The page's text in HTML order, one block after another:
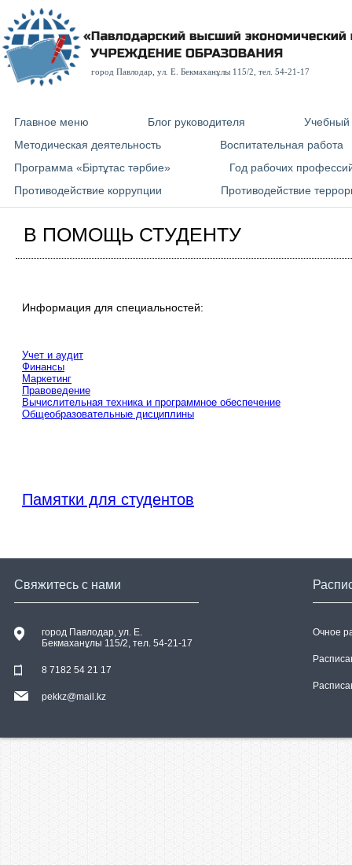
город Павлодар, ул. E. Бекмаханұлы 115/2, тел. 54-21-17
Главное меню Блог руководителя
Учебный
Методическая деятельность
Воспитательная работа
Программа «Біртұтас тәрбие»
Год рабочих
Противодействие коррупции
Противодействие
В ПОМОЩЬ СТУДЕНТУ
Информация для специальностей:
Учет и аудит
Финансы
Маркетинг
Правоведение
Вычислительная техника и программное обеспечение
Общеобразовательные дисциплины
Памятки для студентов
Свяжитесь с нами
город Павлодар, ул. E.
Бекмаханұлы 115/2, тел. 54-21-17
8 7182 54 21 17
pekkz@mail.kz
Очное